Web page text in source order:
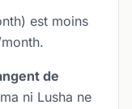
est moins
de
ni Lusha ne